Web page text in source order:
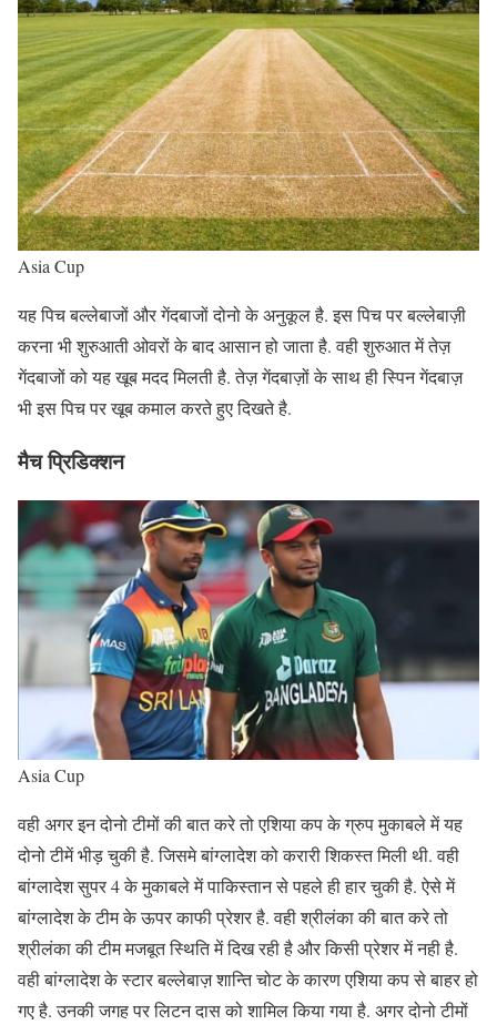
Asia Cup
यह पिच बल्लेबाजों और गेंदबाजों दोनो के अनुकूल है. इस पिच पर बल्लेबाज़ी
करना भी शुरुआती ओवरों के बाद आसान हो जाता है. वही शुरुआत में तेज़
गेंदबाजों को यह खूब मदद मिलती है. तेज़ गेंदबाज़ों के साथ ही स्पिन गेंदबाज़
भी इस पिच पर खूब कमाल करते हुए दिखते है.
मैच प्रिडिक्शन
Asia Cup
वही अगर इन दोनो टीमों की बात करे तो एशिया कप के ग्रुप मुकाबले में यह
दोनो टीमें भीड़ चुकी है. जिसमे बांग्लादेश को करारी शिकस्त मिली थी. वही
बांग्लादेश सुपर 4 के मुकाबले में पाकिस्तान से पहले ही हार चुकी है. ऐसे में
बांग्लादेश के टीम के ऊपर काफी प्रेशर है. वही श्रीलंका की बात करे तो
श्रीलंका की टीम मजबूत स्थिति में दिख रही है और किसी प्रेशर में नही है.
वही बांग्लादेश के स्टार बल्लेबाज़ शान्ति चोट के कारण एशिया कप से बाहर हो
गए है. उनकी जगह पर लिटन दास को शामिल किया गया है. अगर दोनो टीमों